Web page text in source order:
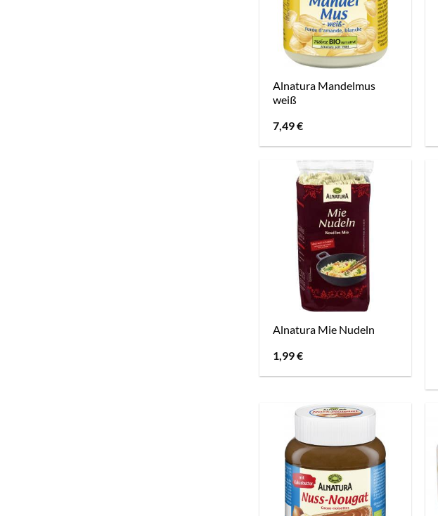
Alnatura Mandelmus
weiß
7,49€
Alnatura Mie Nudeln
1,99€